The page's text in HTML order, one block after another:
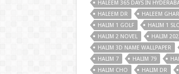
HALEEM 365 DAYS IN
HALEEM DR
HALEEM GHAR
HALIM 1 GOLF
HALIM 1
HALIM 2 NOVEL
HALIM
HALIM 3D NAME WALLPAPER
HALIM 7
HALIM 79
HALIM CHO
HALIM DR